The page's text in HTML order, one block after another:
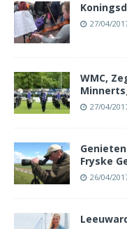
27/04/
WMC,
27/04/
Fryske
26/04/